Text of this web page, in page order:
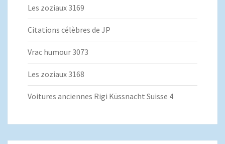
Les zoziaux 3169
Citations célèbres de JP
Vrac humour 3073
Les zoziaux 3168
Voitures anciennes Rigi Küssnacht Suisse 4